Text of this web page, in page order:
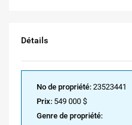
Détails
No de propriété: 23523441
Prix: 549 000 $
Genre de propriété: